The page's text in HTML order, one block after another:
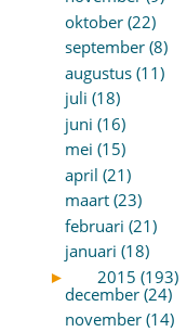
oktober (22)
september (8)
augustus (11)
juli (18)
juni (16)
mei (15)
april (21)
maart (23)
februari (21)
januari (18)
►
2015 (193)
december (24)
november (14)